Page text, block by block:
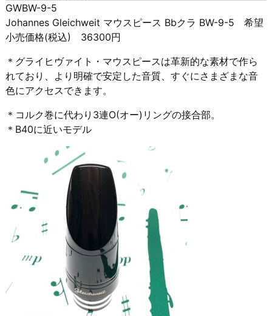
GWBW-9-5
Johannes Gleichweit マウスピース Bbクラ BW-9-5 希望
小売価格(税込) 36300円
＊グライヒヴァイト・マウスピースは革新的な素材で作ら
れており、より明確で安定した音質、すぐにさまざまな音
色にアクセスできます。
＊コルク巻に代わり3連O(オー)リングの接合部。
＊B40に近いモデル